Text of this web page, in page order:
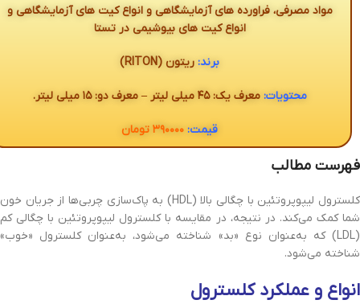
مواد مصرفی، فراورده های آزمایشگاهی و انواع کیت های آزمایشگاهی و
انواع کیت های بیوشیمی در تستا
برند: ریتون (RITON)
محتویات:معرف یک: ۴۵ میلی لیتر – معرف دو: ۱۵ میلی لیتر.
قیمت: ۳۹۰۰۰۰ تومان
فهرست مطالب
کلسترول لیپوپروتئین با چگالی بالا (HDL) به پاک‌سازی چربی‌ها از جریان خون
شما کمک می‌کند. در نتیجه، در مقایسه با کلسترول لیپوپروتئین با چگالی کم
(LDL) که به‌عنوان نوع «بد» شناخته می‌شود، به‌عنوان کلسترول «خوب»
شناخته می‌شود.
انواع و عملکرد کلسترول